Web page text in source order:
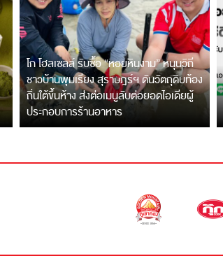
โก โฮลเซลล์ รับซื้อ “หอยหินงาม” หนุนวิถี
ชาวบ้านพุมเรียง สุราษฎร์ฯ ดันวัตถุดิบท้อง
ถิ่นใต้ขึ้นห้าง ส่งต่อเมนูลับต่อยอดไอเดียผู้
ประกอบการร้านอาหาร